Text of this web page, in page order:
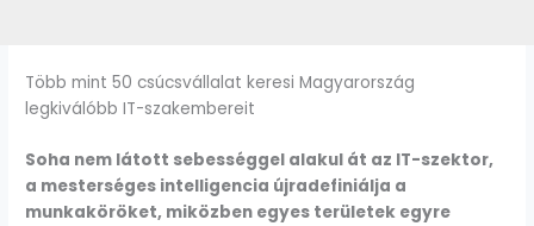
Több mint 50 csúcsvállalat keresi Magyarország
legkiválóbb IT-szakembereit
Soha nem látott sebességgel alakul át az IT-szektor,
a mesterséges intelligencia újradefiniálja a
munkaköröket, miközben egyes területek egyre